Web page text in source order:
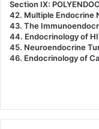
Section IX:
42. Multiple Endocrine
43. The
44. Endocrinology of
45. Neuroendocrine
46. Endocrinology of